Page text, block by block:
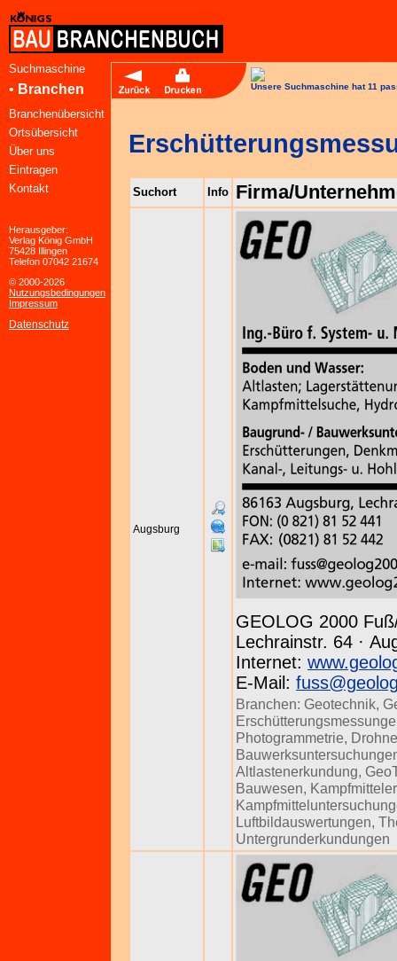
Suchmaschine
• Branchen
Branchenübersicht
Ortsübersicht
Über uns
Eintragen
Kontakt
Herausgeber:
Verlag König GmbH
75428 Illingen
Telefon 07042 21674
© 2000-2026
Nutzungsbedingungen
Impressum
Datenschutz
Unsere Suchmaschine hat 11
Suchort Info Firma/
Augsburg
GEOLOG 2000
Lechrainstr. 64 ·
Internet:
E-Mail:
Branchen: Geotechnik,
Photogrammetrie,
Altlastenerkundung,
Bauwesen,
Luftbildauswertungen,
Untergrunderkundungen